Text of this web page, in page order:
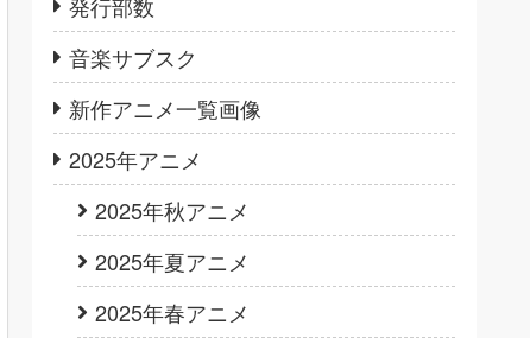
音楽サブスク
新作アニメ一覧画像
2025年アニメ
2025年秋アニメ
2025年夏アニメ
2025年春アニメ